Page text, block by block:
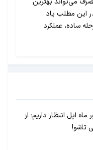
این مطلب یاد
ساده، عملکرد
اپل انتظار داریم؛ از